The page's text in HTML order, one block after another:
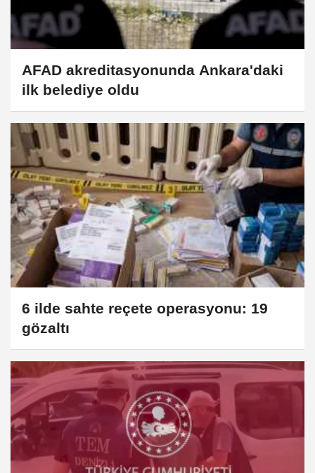
AFAD akreditasyonunda Ankara'daki
ilk belediye oldu
6 ilde sahte reçete operasyonu: 19
gözaltı